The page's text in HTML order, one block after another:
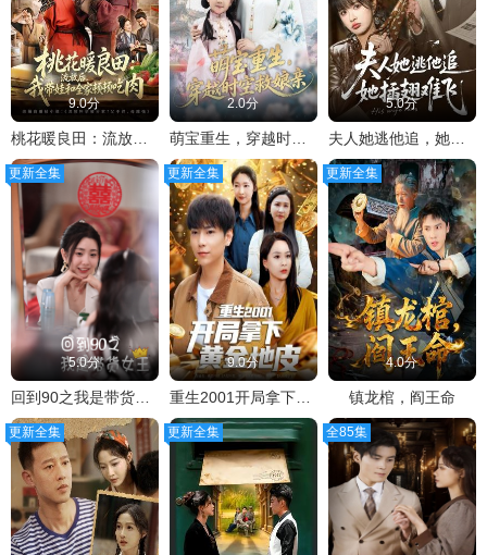
9.0分 2.0分
萌宝重生，穿越时空救娘亲
5.0分
夫人她逃他追，她插翅难飞
更新全集
5.0分
更新全集
9.0分
重生2001开局拿下黄金地皮
更新全集
4.0分
镇龙棺，阎王命
更新全集 更新全集 全85集